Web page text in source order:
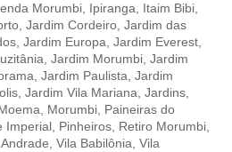
Morumbi, Ipiranga, Itaim Bibi,
Jardim Cordeiro, Jardim das
Jardim Europa, Jardim Everest,
Jardim Morumbi, Jardim
Jardim Paulista, Jardim
Jardim Vila Mariana, Jardins,
Morumbi, Paineiras do
Imperial, Pinheiros, Retiro Morumbi,
Vila Babilônia, Vila